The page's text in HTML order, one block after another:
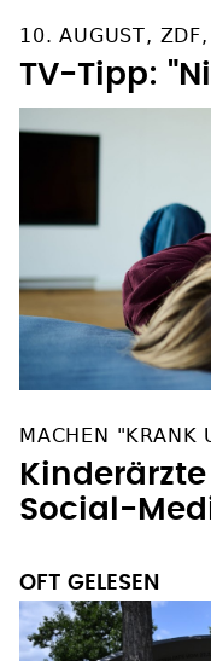
10. AUGUST,
TV-Tipp:
MACHEN "KRANK
Social-
OFT GELESEN